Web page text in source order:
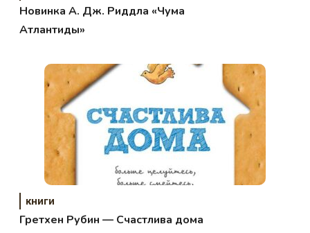
Новинка А. Дж. Риддла «Чума
Атлантиды»
книги
Гретхен Рубин — Счастлива дома